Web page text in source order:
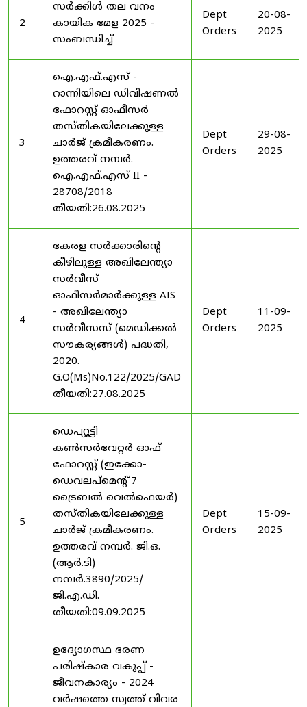
2
സർക്കിൾ തല വനം
കായിക മേള 2025 -
സംബന്ധിച്ച്
Dept
Orders
20-08-
2025
3
ഐ.എഫ്.എസ് -
റാന്നിയിലെ ഡിവിഷണൽ
ഫോറസ്റ്റ് ഓഫീസർ
തസ്തികയിലേക്കുള്ള
ചാർജ് ക്രമീകരണം.
ഉത്തരവ് നമ്പർ.
ഐ.എഫ്.എസ് II -
28708/2018
തീയതി:26.08.2025
Dept
Orders
29-08-
2025
4
കേരള സർക്കാരിന്റെ
കീഴിലുള്ള അഖിലേന്ത്യാ
സർവീസ്
ഓഫീസർമാർക്കുള്ള AIS
- അഖിലേന്ത്യാ
സർവീസസ് (മെഡിക്കൽ
സൗകര്യങ്ങൾ) പദ്ധതി,
2020.
G.O(Ms)No.122/2025/GAD
തീയതി:27.08.2025
Dept
Orders
11-09-
2025
5
ഡെപ്യൂട്ടി
കൺസർവേറ്റർ ഓഫ്
ഫോറസ്റ്റ് (ഇക്കോ-
ഡെവലപ്മെന്റ് 7
ട്രൈബൽ വെൽഫെയർ)
തസ്തികയിലേക്കുള്ള
ചാർജ് ക്രമീകരണം.
ഉത്തരവ് നമ്പർ. ജി.ഒ.
(ആർ.ടി)
നമ്പർ.3890/2025/
ജി.എ.ഡി.
തീയതി:09.09.2025
Dept
Orders
15-09-
2025
ഉദ്യോഗസ്ഥ ഭരണ
പരിഷ്കാര വകുപ്പ് -
ജീവനകാര്യം - 2024
വർഷത്തെ സ്വത്ത് വിവര